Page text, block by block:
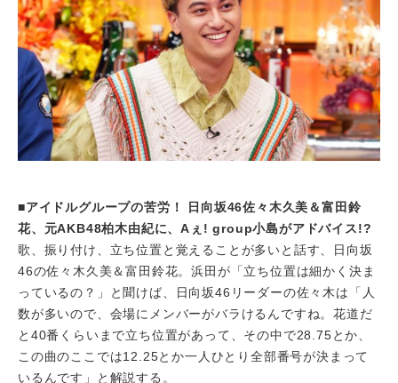
■アイドルグループの苦労！ 日向坂46佐々木久美＆富田鈴
花、元AKB48柏木由紀に、Aぇ! group小島がアドバイス!?
歌、振り付け、立ち位置と覚えることが多いと話す、日向坂
46の佐々木久美＆富田鈴花。浜田が「立ち位置は細かく決ま
っているの？」と聞けば、日向坂46リーダーの佐々木は「人
数が多いので、会場にメンバーがバラけるんですね。花道だ
と40番くらいまで立ち位置があって、その中で28.75とか、
この曲のここでは12.25とか一人ひとり全部番号が決まって
いるんです」と解説する。